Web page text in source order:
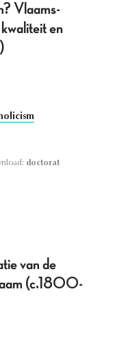
Vlaams-
en
doctorat
van de
(c.1800-